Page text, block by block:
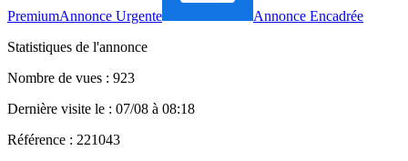
PremiumAnnonce Urgente
Annonce Encadrée
Statistiques de l'annonce
Nombre de vues : 923
Dernière visite le : 07/08 à 08:18
Référence : 221043